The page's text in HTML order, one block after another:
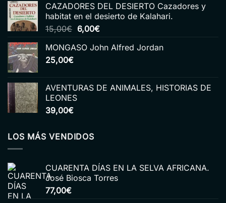
CAZADORES DEL DESIERTO Cazadores y
habitat en el desierto de Kalahari.
15,00€ El
original
6,00€El
actual
MONGASO John Alfred Jordan
25,00€
AVENTURAS DE ANIMALES, HISTORIAS DE
LEONES
39,00€
LOS MÁS VENDIDOS
CUARENTA DÍAS EN LA SELVA AFRICANA.
José Biosca Torres
77,00€